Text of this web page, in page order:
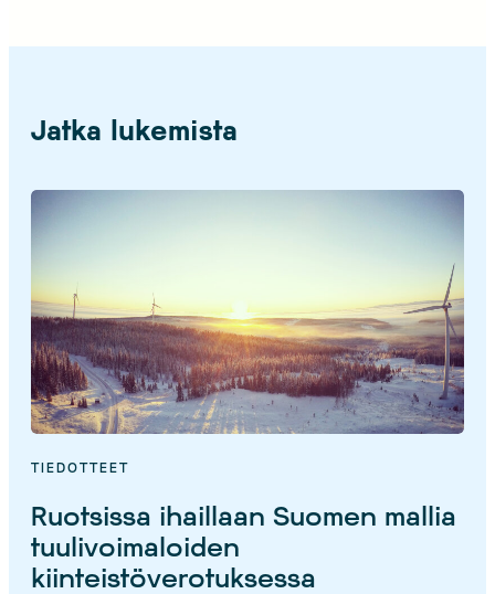
Jatka lukemista
TIEDOTTEET
Ruotsissa ihaillaan Suomen mallia
tuulivoimaloiden
kiinteistöverotuksessa